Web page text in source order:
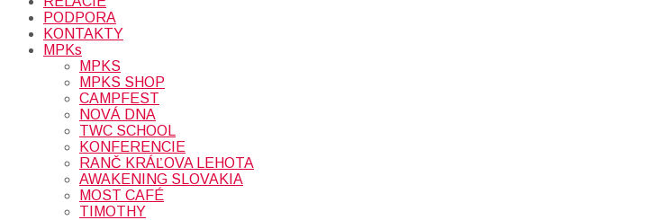
PODPORA
KONTAKTY
MPKs
MPKS
MPKS SHOP
CAMPFEST
NOVÁ DNA
TWC SCHOOL
KONFERENCIE
RANČ KRÁĽOVA LEHOTA
AWAKENING SLOVAKIA
MOST CAFÉ
TIMOTHY